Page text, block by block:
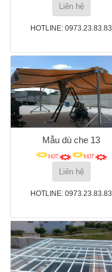
Liên hệ
HOTLINE: 0973.23.83.83
Mẫu dù che 13
Liên hệ
HOTLINE: 0973.23.83.83